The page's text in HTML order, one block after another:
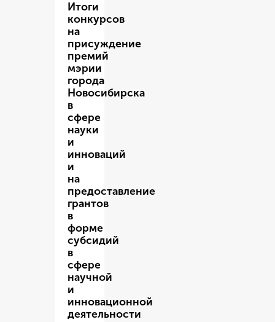
Итоги
конкурсов
на
присуждение
премий
мэрии
города
Новосибирска
в
сфере
науки
и
инноваций
и
на
предоставление
грантов
в
форме
субсидий
в
сфере
научной
и
инновационной
деятельности